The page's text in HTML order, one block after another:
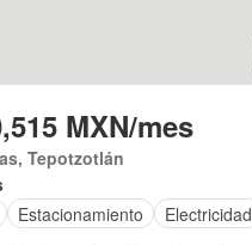
MXN/mes
Tepotzotlán
Estacionamiento Electricidad